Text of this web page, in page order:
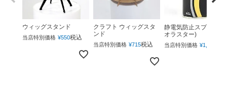
ウィッグスタンド
当店特別価格 ¥550税込
クラフト ウィッグスタ
ンド
当店特別価格 ¥715税込
静電気防止スプレー(ネ
オラスター)
当店特別価格 ¥1,760